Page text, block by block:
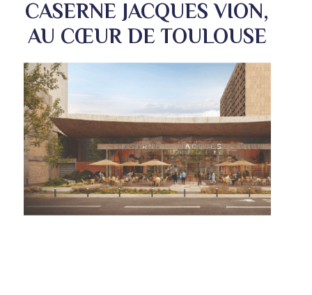
CASERNE JACQUES VION,
AU CŒUR DE TOULOUSE